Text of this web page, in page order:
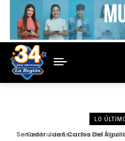
LO
Centro de Escucha del